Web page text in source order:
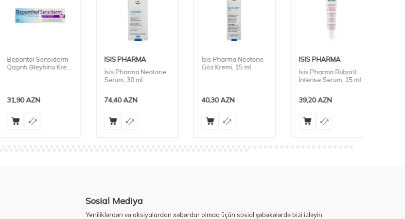
Bepantol Sensiderm
Qaşıntı Əleyhinə Krem
31,90AZN
ISIS PHARMA
İsis Pharma Neotone
Serum, 30 ml
74,40AZN
İsis Pharma Neotone
Göz Kremi, 15 ml
40,30AZN
ISIS PHARMA
İsis Pharma Ruboril
İntense Serum, 15 ml
39,20AZN
Sosial Mediya
Yeniliklərdən və aksiyalardan xəbərdar olmaq üçün sosial şəbəkələrdə bizi izləyin.